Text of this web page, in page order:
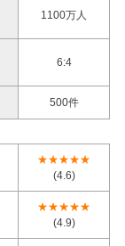
1100万人
6:4
500件
★★★★★
(4.6)
★★★★★
(4.9)